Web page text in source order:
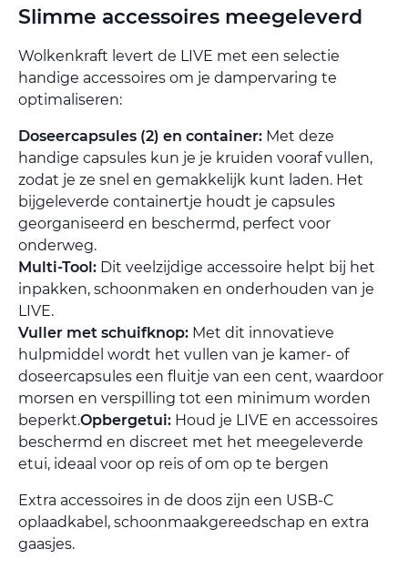
Slimme accessoires meegeleverd
Wolkenkraft levert de LIVE met een selectie
handige accessoires om je dampervaring te
optimaliseren:
Doseercapsules (2) en container: Met deze
handige capsules kun je je kruiden vooraf vullen,
zodat je ze snel en gemakkelijk kunt laden. Het
bijgeleverde containertje houdt je capsules
georganiseerd en beschermd, perfect voor
onderweg.
Multi-Tool: Dit veelzijdige accessoire helpt bij het
inpakken, schoonmaken en onderhouden van je
LIVE.
Vuller met schuifknop: Met dit innovatieve
hulpmiddel wordt het vullen van je kamer- of
doseercapsules een fluitje van een cent, waardoor
morsen en verspilling tot een minimum worden
beperkt.Opbergetui: Houd je LIVE en accessoires
beschermd en discreet met het meegeleverde
etui, ideaal voor op reis of om op te bergen
Extra accessoires in de doos zijn een USB-C
oplaadkabel, schoonmaakgereedschap en extra
gaasjes.